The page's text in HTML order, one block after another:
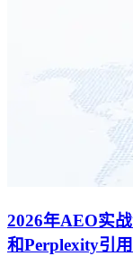
2026年AEO实
和Perplexity引用